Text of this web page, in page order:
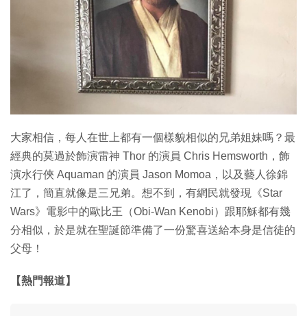
Enterprise Digital Transformation
大家相信，每人在世上都有一個樣貌相似的兄弟姐妹嗎？最
經典的莫過於飾演雷神 Thor 的演員 Chris Hemsworth，飾
演水行俠 Aquaman 的演員 Jason Momoa，以及藝人徐錦
江了，簡直就像是三兄弟。想不到，有網民就發現《Star
Wars》電影中的歐比王（Obi-Wan Kenobi）跟耶穌都有幾
分相似，於是就在聖誕節準備了一份驚喜送給本身是信徒的
父母！
【熱門報道】